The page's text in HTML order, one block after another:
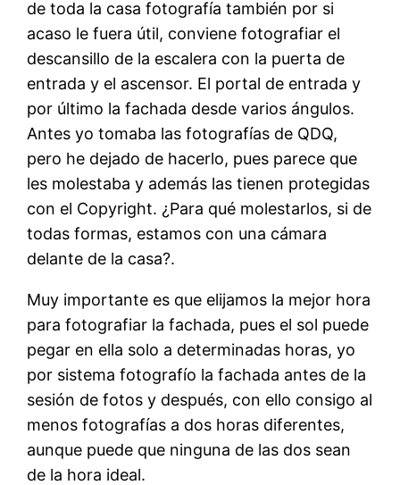
de toda la casa fotografía también por si
acaso le fuera útil, conviene fotografiar el
descansillo de la escalera con la puerta de
entrada y el ascensor. El portal de entrada y
por último la fachada desde varios ángulos.
Antes yo tomaba las fotografías de QDQ,
pero he dejado de hacerlo, pues parece que
les molestaba y además las tienen protegidas
con el Copyright. ¿Para qué molestarlos, si de
todas formas, estamos con una cámara
delante de la casa?.
Muy importante es que elijamos la mejor hora
para fotografiar la fachada, pues el sol puede
pegar en ella solo a determinadas horas, yo
por sistema fotografío la fachada antes de la
sesión de fotos y después, con ello consigo al
menos fotografías a dos horas diferentes,
aunque puede que ninguna de las dos sean
de la hora ideal.